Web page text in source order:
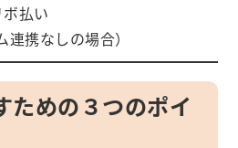
払い
携なしの場合）
ための３つのポイ